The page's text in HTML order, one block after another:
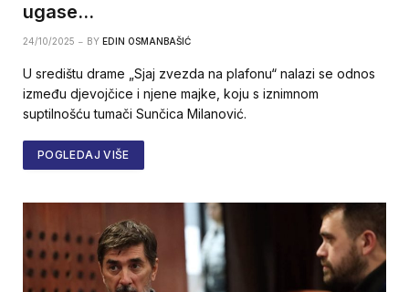
ugase…
24/10/2025 BY EDIN OSMANBAŠIĆ
U središtu drame „Sjaj zvezda na plafonu“ nalazi se odnos
između djevojčice i njene majke, koju s iznimnom
suptilnošću tumači Sunčica Milanović.
POGLEDAJ VIŠE